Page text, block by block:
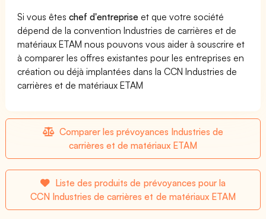
Si vous êteschef d'entreprise et que votre société
dépend de la convention Industries de carrières et de
matériaux ETAM nous pouvons vous aider à souscrire et
à comparer les offres existantes pour les entreprises en
création ou déjà implantées dans la CCN Industries de
carrières et de matériaux ETAM
Comparer les prévoyances Industries de
carrières et de matériaux ETAM
Liste des produits de prévoyances pour la
CCN Industries de carrières et de matériaux ETAM